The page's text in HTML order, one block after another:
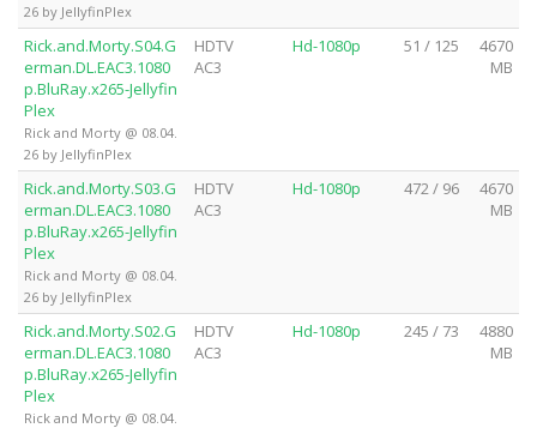
26 by JellyfinPlex
Rick.and.Morty.S04.G
erman.DL.EAC3.1080
p.BluRay.x265-Jellyfin
Plex
Rick and Morty @ 08.04.
26 by JellyfinPlex
HDTV
AC3
Hd-1080p 51 / 125
4670
MB
Rick.and.Morty.S03.G
erman.DL.EAC3.1080
p.BluRay.x265-Jellyfin
Plex
Rick and Morty @ 08.04.
26 by JellyfinPlex
HDTV
AC3
Hd-1080p 472 / 96
4670
MB
Rick.and.Morty.S02.G
erman.DL.EAC3.1080
p.BluRay.x265-Jellyfin
Plex
Rick and Morty @ 08.04.
HDTV
AC3
Hd-1080p 245 / 73
4880
MB